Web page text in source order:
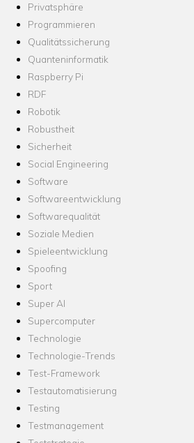
Privatsphäre
Programmieren
Qualitätssicherung
Quanteninformatik
Raspberry Pi
RDF
Robotik
Robustheit
Sicherheit
Social Engineering
Software
Softwareentwicklung
Softwarequalität
Soziale Medien
Spieleentwicklung
Spoofing
Sport
Super AI
Supercomputer
Technologie
Technologie-Trends
Test-Framework
Testautomatisierung
Testing
Testmanagement